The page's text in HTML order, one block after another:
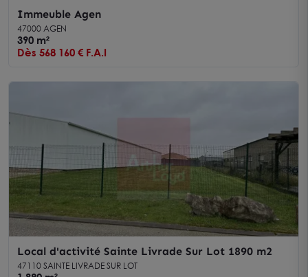
Immeuble Agen
47000 AGEN
390 m²
Dès 568 160 € F.A.I
Local d'activité Sainte Livrade Sur Lot 1890 m2
47110 SAINTE LIVRADE SUR LOT